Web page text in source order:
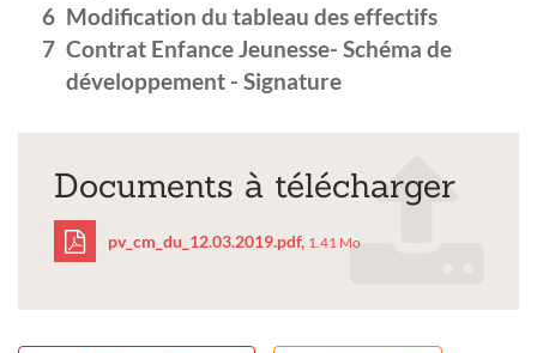
Modification du tableau des effectifs
Contrat Enfance Jeunesse- Schéma de
développement - Signature
Documents à télécharger
pv_cm_du_12.03.2019.pdf, 1.41 Mo